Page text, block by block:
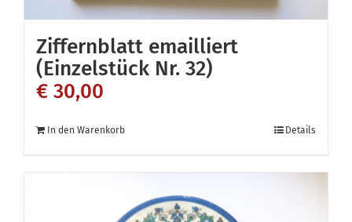
Ziffernblatt emailliert
(Einzelstück Nr. 32)
€ 30,00
In den Warenkorb Details